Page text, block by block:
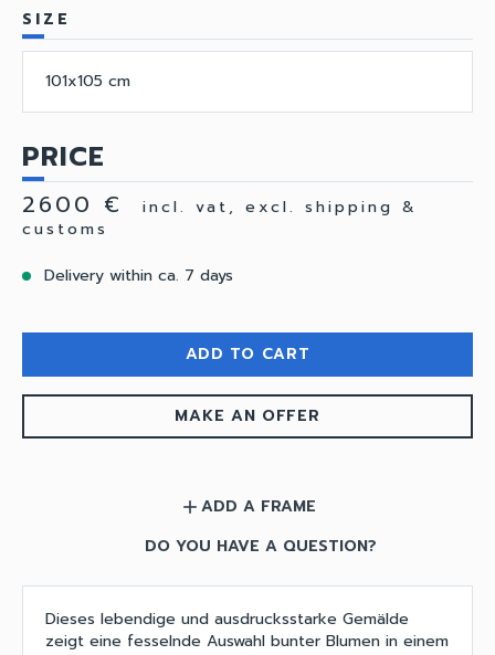
SIZE
101x105 cm
PRICE
2600 €
incl. vat, excl. shipping &
customs
Delivery within ca. 7 days
ADD TO CART
MAKE AN OFFER
add ADD A FRAME
DO YOU HAVE A QUESTION?
Dieses lebendige und ausdrucksstarke Gemälde
zeigt eine fesselnde Auswahl bunter Blumen in einem